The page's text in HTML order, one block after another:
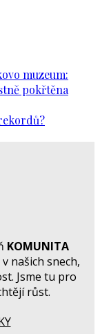
muzeum:
pokřtěna
KOMUNITA
našich snech,
Jsme tu pro
růst.